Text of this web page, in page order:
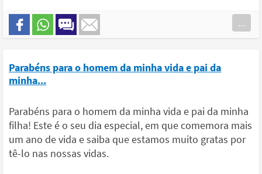
...
Parabéns para o homem da minha vida e pai da
minha...
Parabéns para o homem da minha vida e pai da minha
filha! Este é o seu dia especial, em que comemora mais
um ano de vida e saiba que estamos muito gratas por
tê-lo nas nossas vidas.